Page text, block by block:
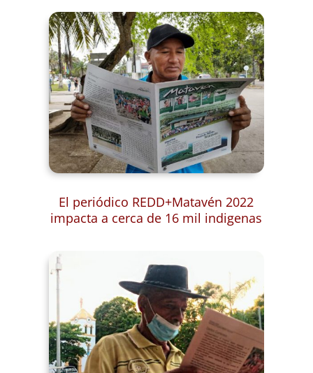
El periódico REDD+Matavén 2022
impacta a cerca de 16 mil indigenas